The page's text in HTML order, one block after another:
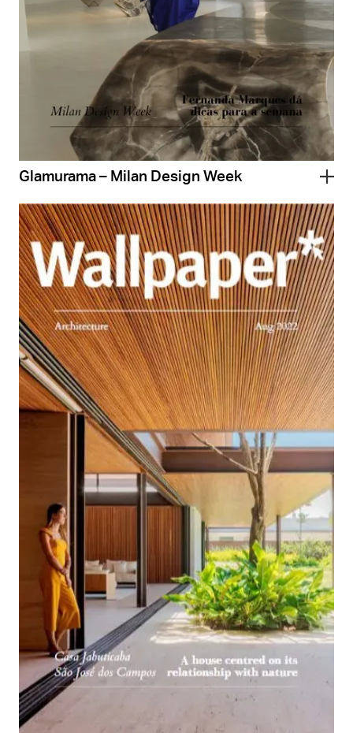
Glamurama – Milan Design Week